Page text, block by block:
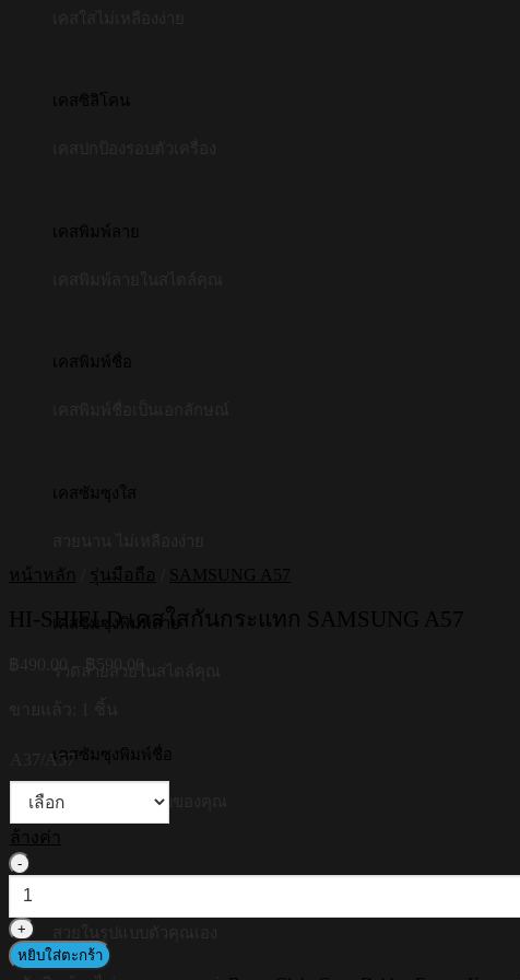
เคสซิลิโคน
เคสพิมพ์ลาย
เคสพิมพ์ชื่อ
เคสซัมซุงใส
เคสซัมซุงพิมพ์ลาย
เคสซัมซุงพิมพ์ชื่อ
เอกลักษณ์ในแบบของคุณ
หน้าหลัก รุ่นมือถือ SAMSUNG A57
HI-SHIELD เคสใสกันกระแทก SAMSUNG A57
฿590.00
A37/A57
ล้างค่า
SHIELD
เคส
ใส
หยิบใส่ตะกร้า